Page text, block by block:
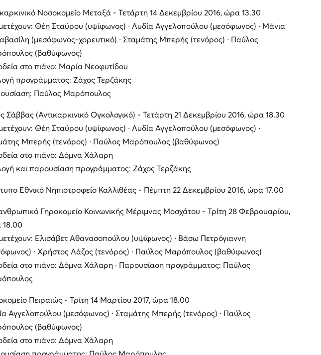
Νοσοκομείο Μεταξά - Τετάρτη 14 Δεκεμβρίου 2016, ώρα 13.30
Θέη Σταύρου (υψίφωνος) ∙ Λυδία Αγγελοπούλου (μεσόφωνος) ∙ Μάνια
(μεσόφωνος-χορευτικό) ∙ Σταμάτης Μπερής (τενόρος) ∙ Παύλος
(βαθύφωνος)
στο πιάνο: Μαρία Νεοφυτίδου
προγράμματος: Ζάχος Τερζάκης
Παύλος Μαρόπουλος
Σάββας (Αντικαρκινικό Ογκολογικό) - Τετάρτη 21 Δεκεμβρίου 2016, ώρα 18.30
Θέη Σταύρου (υψίφωνος) ∙ Λυδία Αγγελοπούλου (μεσόφωνος) ∙
Μπερής (τενόρος) ∙ Παύλος Μαρόπουλος (βαθύφωνος)
στο πιάνο: Δόμνα Χάλαρη
και παρουσίαση προγράμματος: Ζάχος Τερζάκης
Εθνικό Νηπιοτροφείο Καλλιθέας - Πέμπτη 22 Δεκεμβρίου 2016, ώρα 17.00
Γηροκομείο Κοινωνικής Μέριμνας Μοσχάτου - Τρίτη 28 Φεβρουαρίου,
Ελισάβετ Αθανασοπούλου (υψίφωνος) ∙ Βάσω Πετρόγιαννη
∙ Χρήστος Λάζος (τενόρος) ∙ Παύλος Μαρόπουλος (βαθύφωνος)
στο πιάνο: Δόμνα Χάλαρη ∙ Παρουσίαση προγράμματος: Παύλος
Πειραιώς - Τρίτη 14 Μαρτίου 2017, ώρα 18.00
Αγγελοπούλου (μεσόφωνος) ∙ Σταμάτης Μπερής (τενόρος) ∙ Παύλος
(βαθύφωνος)
στο πιάνο: Δόμνα Χάλαρη